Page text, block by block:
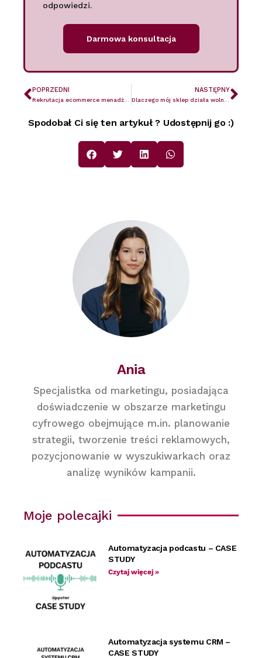
odpowiedzi.
Darmowa konsultacja
POPRZEDNI
Rekrutacja ecommerce menadżera – jak się do tego zabrać?
NASTĘPNY
Dlaczego mój sklep działa wolno? – 7 rzeczy, które powinieneś sprawdzić
Spodobał Ci się ten artykuł ? Udostępnij go :)
Ania
Specjalistka od marketingu, posiadająca
doświadczenie w obszarze marketingu
cyfrowego obejmujące m.in. planowanie
strategii, tworzenie treści reklamowych,
pozycjonowanie w wyszukiwarkach oraz
analizę wyników kampanii.
Moje polecajki
Automatyzacja podcastu – CASE
STUDY
Czytaj więcej »
Automatyzacja systemu CRM –
CASE STUDY